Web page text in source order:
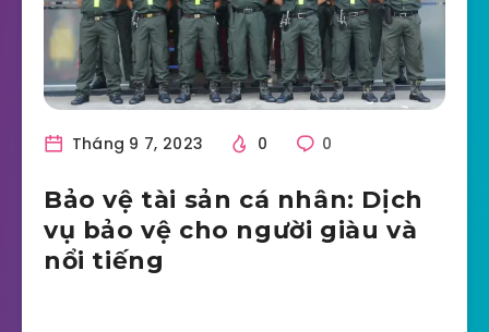
Tháng 9 7, 2023 0 0
Bảo vệ tài sản cá nhân: Dịch
vụ bảo vệ cho người giàu và
nổi tiếng